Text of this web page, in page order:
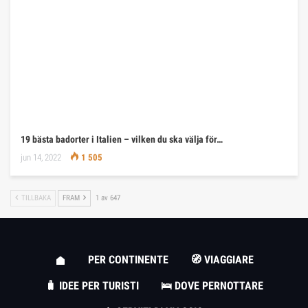
19 bästa badorter i Italien – vilken du ska välja för…
jun 14, 2022 1 505
TILLBAKA FRAM 1 av 647
PER CONTINENTE
🧭 VIAGGIARE
🧳 IDEE PER TURISTI
🛌 DOVE PERNOTTARE